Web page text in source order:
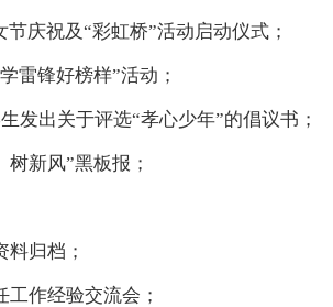
节庆祝及“彩虹桥”活动启动仪式；
雷锋好榜样”活动；
发出关于评选“孝心少年”的倡议书；
树新风”黑板报；
料归档；
工作经验交流会；